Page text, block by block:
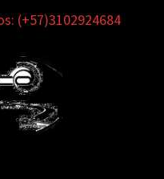
(+57)3102924684